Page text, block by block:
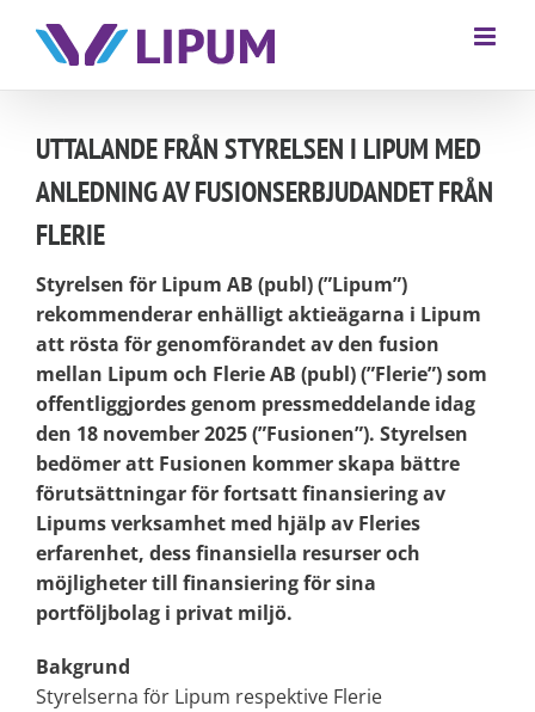
UTTALANDE FRÅN STYRELSEN I LIPUM MED
ANLEDNING AV FUSIONSERBJUDANDET FRÅN
FLERIE
Styrelsen för Lipum AB (publ) (”Lipum”)
rekommenderar enhälligt aktieägarna i Lipum
att rösta för genomförandet av den fusion
mellan Lipum och Flerie AB (publ) (”Flerie”) som
offentliggjordes genom pressmeddelande idag
den 18 november 2025 (”Fusionen”). Styrelsen
bedömer att Fusionen kommer skapa bättre
förutsättningar för fortsatt finansiering av
Lipums verksamhet med hjälp av Fleries
erfarenhet, dess finansiella resurser och
möjligheter till finansiering för sina
portföljbolag i privat miljö.
Bakgrund
Styrelserna för Lipum respektive Flerie